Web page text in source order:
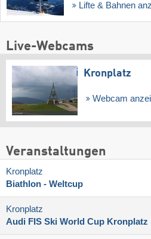
Lifte & Bahnen
Live-Webcams
Kronplatz
Webcam
Veranstaltungen
Kronplatz
Biathlon - Weltcup
Kronplatz
Audi FIS Ski World Cup Kronplatz